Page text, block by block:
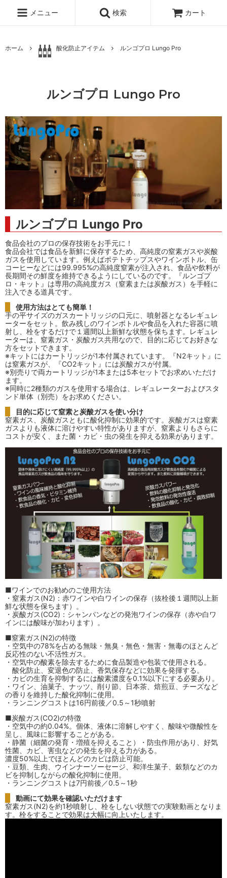
メニュー 検索 カート
ホーム 酸化防止アイテム ルンゴプロ Lungo Pro
ルンゴプロ Lungo Pro
ルンゴプロ Lungo Pro
食品会社のプロの保存技術をお手元に！
食品会社では食品を新鮮に保存するため、高純度の窒素ガスや炭酸
ガスを使用しています。例えばポテトチップスやワインボトル、缶
コーヒーなどには99.995%の高純度窒素が注入され、食品や飲料が
長期間その鮮度を維持できるようにしているのです。『ルンゴプ
ロ・キット』は専用の高純度ガス（窒素または炭酸ガス）を手軽に
注入できる道具です。
使用方法はとても簡単！
手の平サイズのガスカートリッジの口元に、噴射器となるレギュレ
ーターをセット。飲み残しのワインボトルや食品を入れた容器に噴
射し、栓をするだけで１週間以上新鮮な状態を保ちます。レギュレ
ーターは、窒素ガス・炭酸ガス共用なので、目的に応じてお好きな
方をセットできます。
※キットにはカートリッジが1本付属されています。『N2キット』に
は窒素ガスが、『CO2キット』には炭酸ガスが付属。
※別売りで両カートリッジが1本または5本セットでお求めいただけ
ます。
※同時に2種類のガスを使用する場合は、レギュレーターおよびスタ
ンド単体（別売）をお求めください。
目的に応じて窒素と炭酸ガスを使い分け
窒素ガス、炭酸ガスともに酸化抑制に効果的です。炭酸ガスは窒素
ガスよりも液体に溶けやすい特性がありますが、窒素よりもさらに
コストが安く、また菌・カビ・虫の発生を抑える効果があります。
■ワインでのお勧めのご使用方法
・窒素ガス(N2)：赤ワインや白ワインの保存（抜栓後１週間以上新
鮮な状態を保ちます）。
・炭酸ガス(CO2)：シャンパンなどの発泡ワインの保存（赤や白ワ
インには酸味が加わります）。
■窒素ガス(N2)の特徴
・空気中の78%を占める無味・無臭・無色・無害・無毒のほとんど
反応性のない不活性ガス。
・空気中の酸素を除去するために食品製造や包装で使用される。
酸化防止、変退色の防止、香気保存などに効果を発揮する。
・カビの生育を抑制するには酸素濃度を0.1%以下にする必要あり。
・ワイン、油菓子、ナッツ、削り節、日本茶、焙煎豆、チーズなど
の香りを維持した酸化抑制に使用。
・ランニングコストは16円前後／0.5～1秒噴射
■炭酸ガス(CO2)の特徴
・空気中の約0.04%。個体、液体に溶解しやすく、酸味や微酸性を
呈し、風味に影響することがある。
・静菌（細菌の発育・増殖を抑えること）・防虫作用があり、好気
性菌、カビ、害虫などの発生を抑える力がある。
濃度50%以上でほとんどのカビは防止可能。
・豆類、生肉、ウインナーソーセージ、和洋生菓子、穀類などのカ
ビを抑制しながらの酸化抑制に使用。
・ランニングコストは7円前後／0.5～1秒
動画にて効果を確認いただけます
窒素ガス(N2)を約1秒噴射し、栓をしない状態での実験動画となりま
す。栓をすることで効果は大幅に向上いたします。